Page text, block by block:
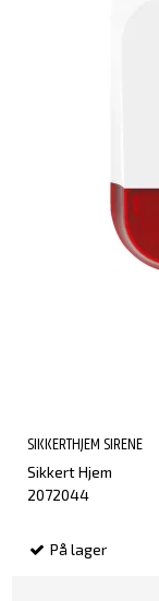
SIKKERTHJEM SIRENE
Sikkert Hjem
2072044
På lager